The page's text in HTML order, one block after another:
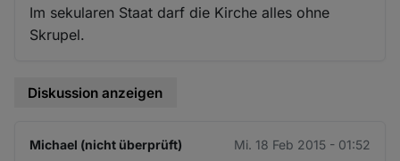
Im sekularen Staat darf die Kirche alles ohne
Skrupel.
Diskussion anzeigen
Michael (nicht überprüft) Mi. 18 Feb 2015 - 01:52